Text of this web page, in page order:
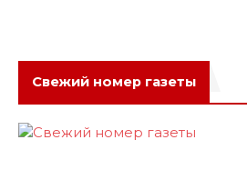
Свежий номер газеты